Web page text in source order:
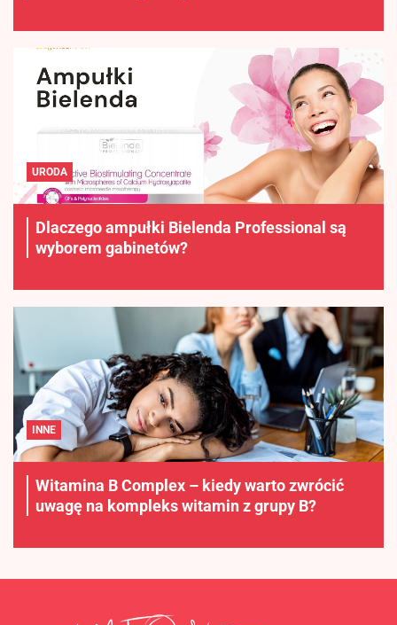
URODA
Dlaczego ampułki Bielenda Professional są
wyborem gabinetów?
INNE
Witamina B Complex – kiedy warto zwrócić
uwagę na kompleks witamin z grupy B?